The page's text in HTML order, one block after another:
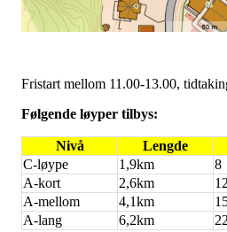
Fristart mellom 11.00-13.00,
Følgende løyper tilbys:
Nivå Lengde
C-løype
1,9km 8
A-kort
2,6km 12
A-mellom
4,1km
A-lang
6,2km 22